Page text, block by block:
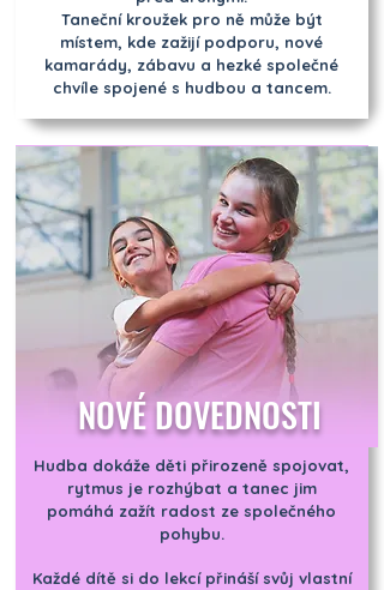
Taneční kroužek pro ně může být
místem, kde zažijí podporu, nové
kamarády, zábavu a hezké společné
chvíle spojené s hudbou a tancem.
NOVÉ DOVEDNOSTI
Hudba dokáže děti přirozeně spojovat,
rytmus je rozhýbat a tanec jim
pomáhá zažít radost ze společného
pohybu.
Každé dítě si do lekcí přináší svůj vlastní